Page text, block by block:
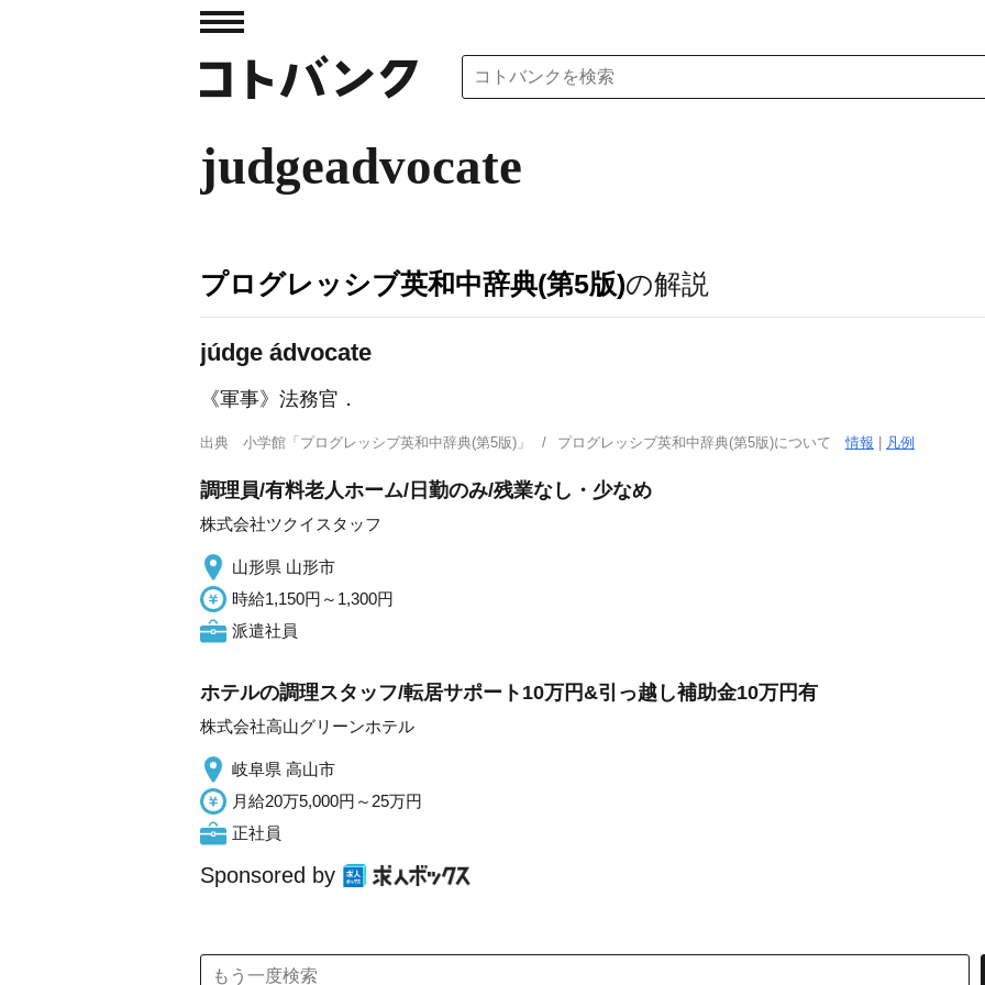
judgeadvocate
プログレッシブ英和中辞典(第5版)の解説
júdge ádvocate
《軍事》 法務官 ．
出典 小学館「プログレッシブ英和中辞典(第5版)」 プログレッシブ英和中辞典(第5版)について情報 凡例
調理員/有料老人ホーム/日勤のみ/残業なし・少なめ
株式会社ツクイスタッフ
山形県 山形市
時給1,150円～1,300円
派遣社員
ホテルの調理スタッフ/転居サポート10万円&引っ越し補助金10万円有
株式会社高山グリーンホテル
岐阜県 高山市
月給20万5,000円～25万円
正社員
Sponsored by